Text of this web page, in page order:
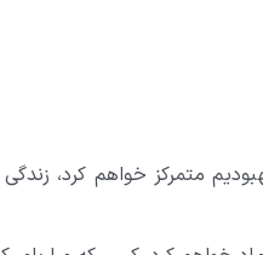
بهبودیم متمرکز خواهم کرد،